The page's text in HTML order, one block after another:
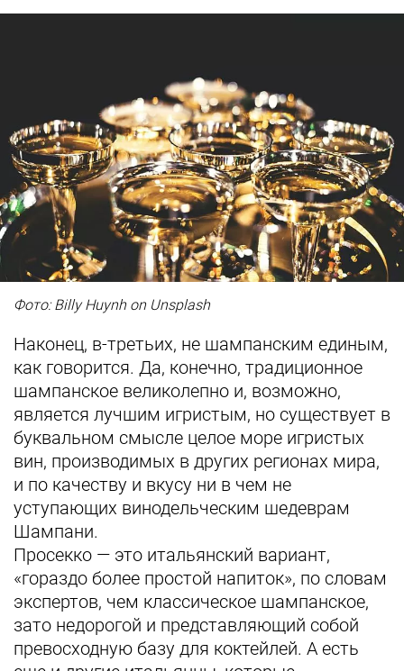
Фото: Billy Huynh on Unsplash
Наконец, в-третьих, не шампанским единым,
как говорится. Да, конечно, традиционное
шампанское великолепно и, возможно,
является лучшим игристым, но существует в
буквальном смысле целое море игристых
вин, производимых в других регионах мира,
и по качеству и вкусу ни в чем не
уступающих винодельческим шедеврам
Шампани.
Просекко — это итальянский вариант,
«гораздо более простой напиток», по словам
экспертов, чем классическое шампанское,
зато недорогой и представляющий собой
превосходную базу для коктейлей. А есть